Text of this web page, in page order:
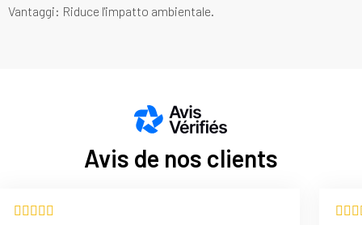
Vantaggi: Riduce l'impatto ambientale.
Avis de nos clients